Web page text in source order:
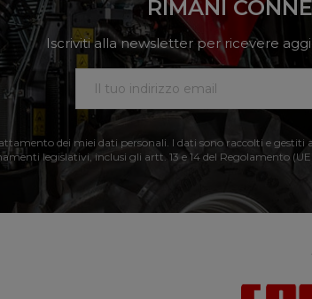
RIMANI
Iscriviti alla newsletter per ricevere
dei miei dati personali. I dati sono raccolti e
legislativi, inclusi gli artt. 13 e 14 del Regolamento